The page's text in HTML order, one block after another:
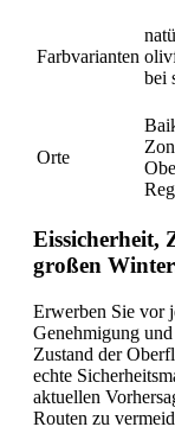
Farbvarianten
bei
Orte
Eissicherheit,
großen
Erwerben Sie vor
Genehmigung
Zustand der
echte
aktuellen
Routen zu